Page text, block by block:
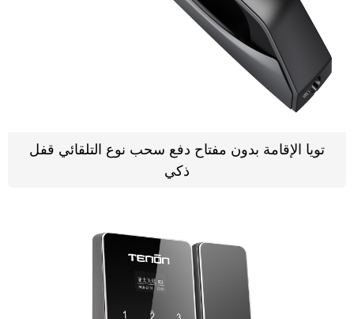
تويا الإقامة بدون مفتاح دفع سحب نوع التلقائي قفل
ذكي